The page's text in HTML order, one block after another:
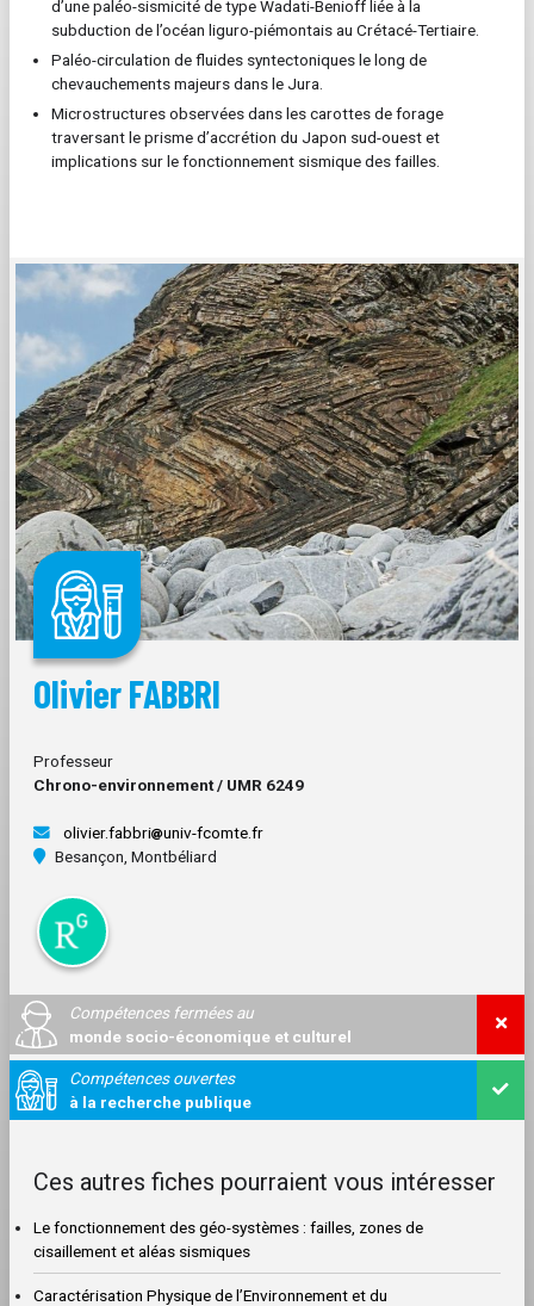
d’une paléo-sismicité de type Wadati-Benioff liée à la
subduction de l’océan liguro-piémontais au Crétacé-Tertiaire.
Paléo-circulation de fluides syntectoniques le long de
chevauchements majeurs dans le Jura.
Microstructures observées dans les carottes de forage
traversant le prisme d’accrétion du Japon sud-ouest et
implications sur le fonctionnement sismique des failles.
Olivier FABBRI
Professeur
Chrono-environnement / UMR 6249
olivier.fabbri
univ-fcomte.fr
Besançon, Montbéliard
Compétences fermées au
monde socio-économique et culturel
Compétences ouvertes
à la recherche publique
Ces autres fiches pourraient vous intéresser
Le fonctionnement des géo-systèmes : failles, zones de
cisaillement et aléas sismiques
Caractérisation Physique de l’Environnement et du